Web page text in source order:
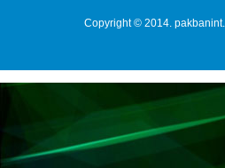
Copyright © 2014.